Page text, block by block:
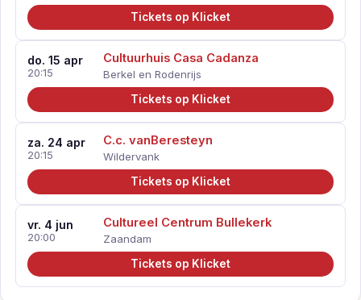
Tickets op Klicket
do. 15 apr
20:15
Cultuurhuis Casa Cadanza
Berkel en Rodenrijs
Tickets op Klicket
za. 24 apr
20:15
C.c. vanBeresteyn
Wildervank
Tickets op Klicket
vr. 4 jun
20:00
Cultureel Centrum Bullekerk
Zaandam
Tickets op Klicket